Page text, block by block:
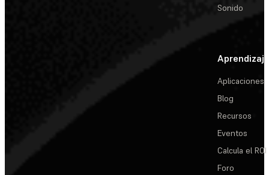
Sonido
Aprendizaje
Aplicaciones
Blog
Recursos
Eventos
Calcula el ROI
Foro